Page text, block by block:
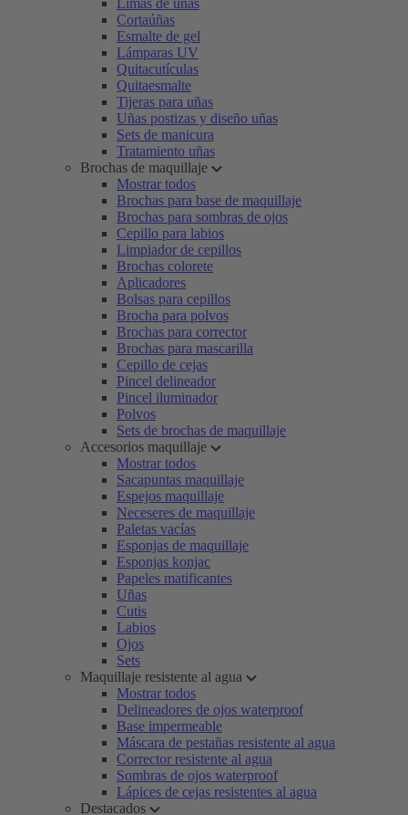
Limas de uñas
Cortaúñas
Esmalte de gel
Lámparas UV
Quitacutículas
Quitaesmalte
Tijeras para uñas
Uñas postizas y diseño uñas
Sets de manicura
Tratamiento uñas
Brochas de maquillaje
Mostrar todos
Brochas para base de maquillaje
Brochas para sombras de ojos
Cepillo para labios
Limpiador de cepillos
Brochas colorete
Aplicadores
Bolsas para cepillos
Brocha para polvos
Brochas para corrector
Brochas para mascarilla
Cepillo de cejas
Pincel delineador
Pincel iluminador
Polvos
Sets de brochas de maquillaje
Accesorios maquillaje
Mostrar todos
Sacapuntas maquillaje
Espejos maquillaje
Neceseres de maquillaje
Paletas vacías
Esponjas de maquillaje
Esponjas konjac
Papeles matificantes
Uñas
Cutis
Labios
Ojos
Sets
Maquillaje resistente al agua
Mostrar todos
Delineadores de ojos waterproof
Base impermeable
Máscara de pestañas resistente al agua
Corrector resistente al agua
Sombras de ojos waterproof
Lápices de cejas resistentes al agua
Destacados